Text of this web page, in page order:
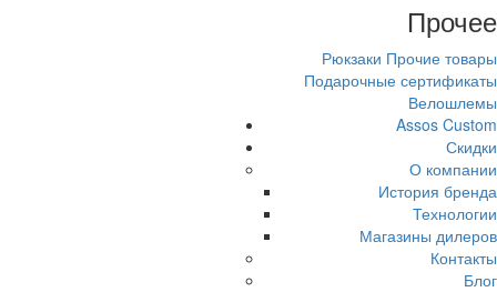
Прочее
Рюкзаки Прочие товары
Подарочные сертификаты
Велошлемы
Assos Custom
Скидки
О компании
История бренда
Технологии
Магазины дилеров
Контакты
Блог